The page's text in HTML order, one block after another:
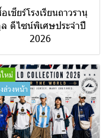
อเชียร์โรงเรียนถาวรานุ
ดีไซน์พิเศษประจำปี
2026
หม่
ล่วงหน้า